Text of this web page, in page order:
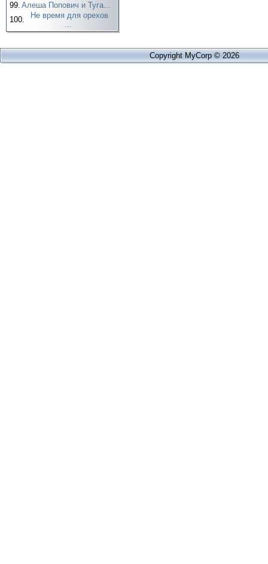
99. Алеша Попович и Туга...
100.
Не время для орехов
...
Copyright MyCorp © 2026